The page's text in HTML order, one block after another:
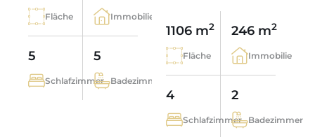
Fläche Immobilie
5
Schlafzimmer
5
Badezimmer
1106 m2
Fläche
246 m2
Immobilie
4
Schlafzimmer
2
Badezimmer